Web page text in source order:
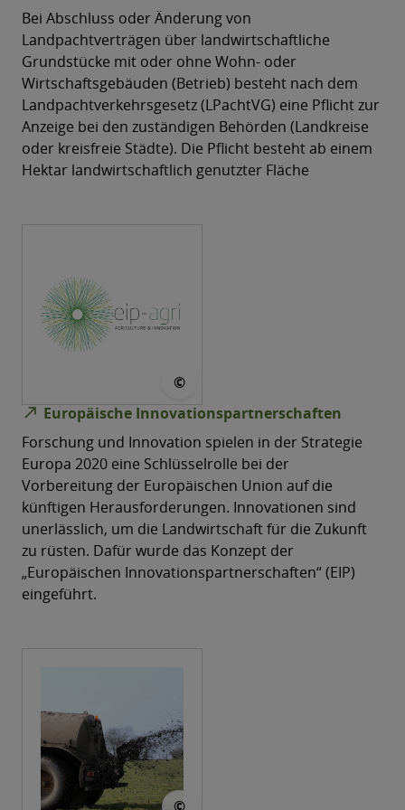
Bei Abschluss oder Änderung von
Landpachtverträgen über landwirtschaftliche
Grundstücke mit oder ohne Wohn- oder
Wirtschaftsgebäuden (Betrieb) besteht nach dem
Landpachtverkehrsgesetz (LPachtVG) eine Pflicht zur
Anzeige bei den zuständigen Behörden (Landkreise
oder kreisfreie Städte). Die Pflicht besteht ab einem
Hektar landwirtschaftlich genutzter Fläche
©
north_east Europäische Innovationspartnerschaften
Forschung und Innovation spielen in der Strategie
Europa 2020 eine Schlüsselrolle bei der
Vorbereitung der Europäischen Union auf die
künftigen Herausforderungen. Innovationen sind
unerlässlich, um die Landwirtschaft für die Zukunft
zu rüsten. Dafür wurde das Konzept der
„Europäischen Innovationspartnerschaften“ (EIP)
eingeführt.